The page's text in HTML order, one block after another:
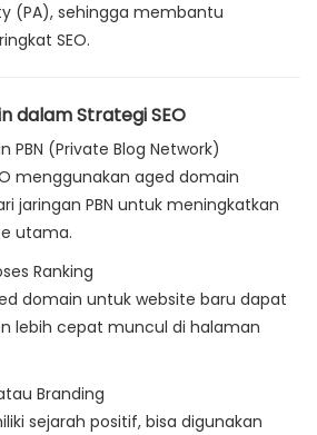
(PA), sehingga membantu
SEO.
dalam Strategi SEO
PBN (Private Blog Network)
menggunakan aged domain
jaringan PBN untuk meningkatkan
utama.
Ranking
domain untuk website baru dapat
lebih cepat muncul di halaman
Branding
sejarah positif, bisa digunakan